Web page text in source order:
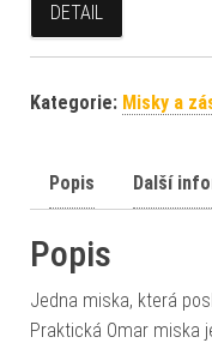
DETAIL
Kategorie: Misky a
Popis Další
Popis
Jedna miska, která
Praktická Omar miska